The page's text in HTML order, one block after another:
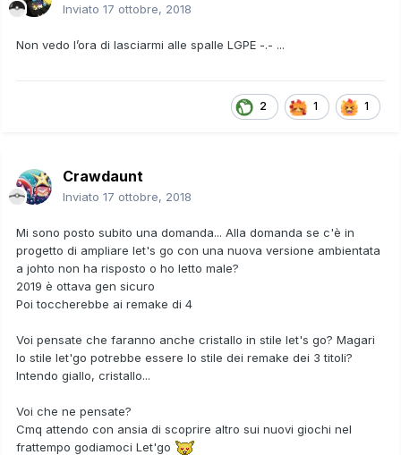
Inviato 17 ottobre, 2018
Non vedo l’ora di lasciarmi alle spalle LGPE -.- ...
2 1 1
Crawdaunt
Inviato 17 ottobre, 2018
Mi sono posto subito una domanda... Alla domanda se c'è in
progetto di ampliare let's go con una nuova versione ambientata
a johto non ha risposto o ho letto male?
2019 è ottava gen sicuro
Poi toccherebbe ai remake di 4
Voi pensate che faranno anche cristallo in stile let's go? Magari
lo stile let'go potrebbe essere lo stile dei remake dei 3 titoli?
Intendo giallo, cristallo...
Voi che ne pensate?
Cmq attendo con ansia di scoprire altro sui nuovi giochi nel
frattempo godiamoci Let'go